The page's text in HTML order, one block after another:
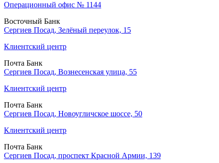
Операционный офис № 1144
Восточный Банк
Сергиев Посад, Зелёный переулок, 15
Клиентский центр
Почта Банк
Сергиев Посад, Вознесенская улица, 55
Клиентский центр
Почта Банк
Сергиев Посад, Новоугличское шоссе, 50
Клиентский центр
Почта Банк
Сергиев Посад, проспект Красной Армии, 139